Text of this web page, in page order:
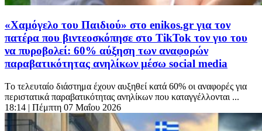
«Χαμόγελο του Παιδιού» στο enikos.gr για τον
πατέρα που βιντεοσκόπησε στο TikTok τον γιο του
να πυροβολεί: 60% αύξηση των αναφορών
παραβατικότητας ανηλίκων μέσω social media
Tο τελευταίο διάστημα έχουν αυξηθεί κατά 60% οι αναφορές για
περιστατικά παραβατικότητας ανηλίκων που καταγγέλλονται ...
18:14 | Πέμπτη 07 Μαΐου 2026